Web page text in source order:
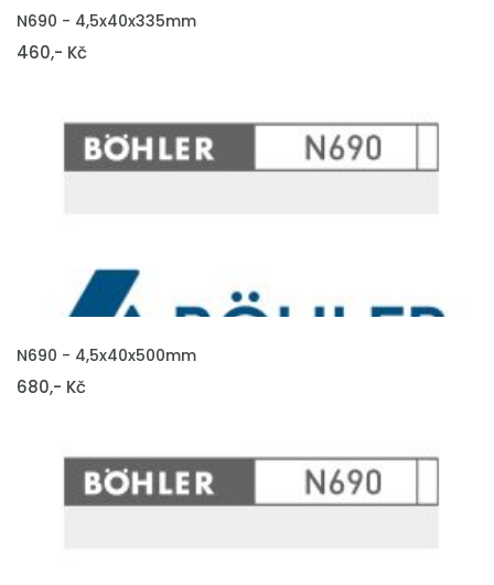
VLOŽIT DO KOŠÍKU
N690 - 4,5x40x335mm
460,- Kč
VLOŽIT DO KOŠÍKU
N690 - 4,5x40x500mm
680,- Kč